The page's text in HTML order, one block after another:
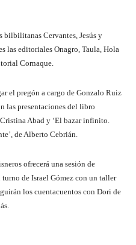
Cervantes, Jesús y
las editoriales Onagro, Taula, Hola
Cornaque.
el pregón a cargo de Gonzalo Ruiz
las presentaciones del libro
Abad y ‘El bazar infinito.
de Alberto Cebrián.
ofrecerá una sesión de
de Israel Gómez con un taller
los cuentacuentos con Dori de